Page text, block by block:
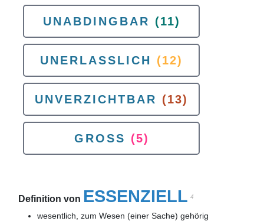
UNABDINGBAR (11)
UNERLASSLICH (12)
UNVERZICHTBAR (13)
GROSS (5)
Definition von ESSENZIELL 4
wesentlich, zum Wesen (einer Sache) gehörig